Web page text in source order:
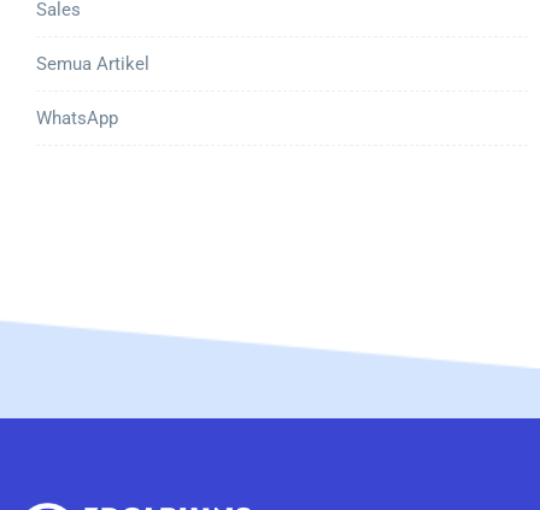
Sales
Semua Artikel
WhatsApp